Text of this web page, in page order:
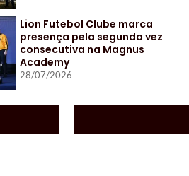
Lion Futebol Clube marca
presença pela segunda vez
consecutiva na Magnus
Academy
28/07/2026